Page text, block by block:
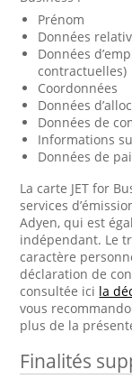
Prénom
Données
Données
contractuelles)
Coordonnées
Données
Données de
Informations
Données de
La carte JET for
services
Adyen, qui est
indépendant. Le
caractère
déclaration de
consultée ici la
vous
plus de la
Finalités